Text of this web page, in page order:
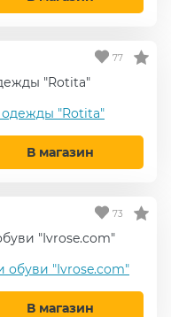
77
"Rotita"
В магазин
73
"Ivrose.com"
В магазин